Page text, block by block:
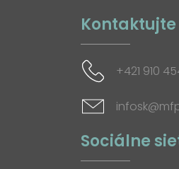
+421 910
Sociálne